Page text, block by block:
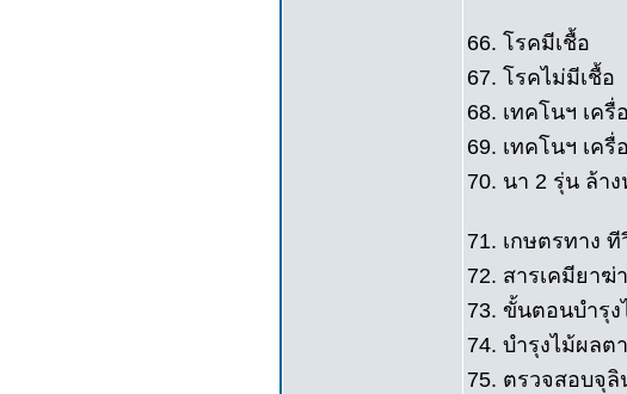
66. โรคมีเชื้อ
67. โรคไม่มีเชื้อ
68. เทคโนฯ เครื่
69. เทคโนฯ เครื่
70. นา 2 รุ่น ล้า
71. เกษตรทาง ที
72. สารเคมียาฆ่
73. ขั้นตอนบำรุ
74. บำรุงไม้ผลต
75. ตรวจสอบจุ